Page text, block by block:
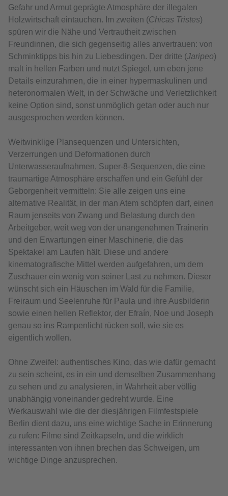
Gefahr und Armut geprägte Atmosphäre der illegalen
Holzwirtschaft eintauchen. Im zweiten (Chicas Tristes)
spüren wir die Nähe und Vertrautheit zwischen
Freundinnen, die sich gegenseitig alles anvertrauen: von
Schminktipps bis hin zu Liebesdingen. Der dritte (Jaripeo)
malt in hellen Farben und nutzt Spiegel, um eben jene
Details einzurahmen, die in einer hypermaskulinen und
heteronormalen Welt, in der Schwäche und Verletzlichkeit
keine Option sind, sonst unmöglich getan oder auch nur
ausgesprochen werden können.
Weitwinklige Plansequenzen und Untersichten,
Verzerrungen und Deformationen durch
Unterwasseraufnahmen, Super-8-Sequenzen, die eine
traumartige Atmosphäre erschaffen und ein Gefühl der
Geborgenheit vermitteln: Sie alle zeigen uns eine
alternative Realität, in der man Atem schöpfen darf, einen
Raum jenseits von Zwang und Belastung durch den
Arbeitgeber, weit weg von der unangenehmen Trainerin
und den Erwartungen einer Maschinerie, die das
Spektakel am Laufen hält. Diese und andere
kinematografische Mittel werden aufgefahren, um dem
Zuschauer ein wenig von seiner Last zu nehmen. Dieser
wünscht sich ein Häuschen im Wald für die Familie,
Freiraum und Seelenruhe für Paula und ihre Ausbilderin
sowie einen hellen Reflektor, der Efraín, Noe und Joseph
genau so ins Rampenlicht rücken soll, wie sie es
eigentlich wollen.
Ohne Zweifel: authentisches Kino, das wie dafür gemacht
zu sein scheint, es in ein und demselben Zusammenhang
zu sehen und zu analysieren, in Wahrheit aber völlig
unabhängig voneinander gedreht wurde. Eine
Werkauswahl wie die der diesjährigen Filmfestspiele
Berlin dient dazu, uns eine wichtige Sache in Erinnerung
zu rufen: Filme sind Zeitkapseln, und die wirklich
interessanten von ihnen brechen das Schweigen, um
wichtige Dinge anzusprechen.